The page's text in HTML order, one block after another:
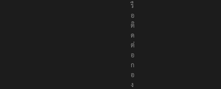
ห
รื
อ
ติ
ด
ต่
อ
ก
อ